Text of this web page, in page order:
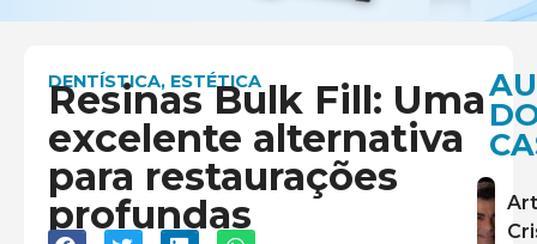
DENTÍSTICA, ESTÉTICA
Resinas Bulk Fill: Uma
excelente alternativa
para restaurações
profundas